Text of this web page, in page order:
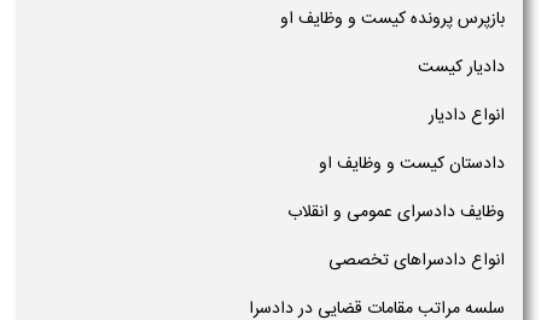
بازپرس پرونده کیست و وظایف او
دادیار کیست
انواع دادیار
دادستان کیست و وظایف او
وظایف دادسرای عمومی و انقلاب
انواع دادسراهای تخصصی
سلسه مراتب مقامات قضایی در دادسرا